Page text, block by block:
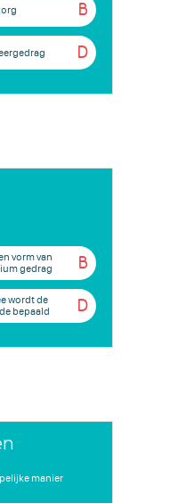
B
D
B
vorm van
gedrag
D
wordt de
bepaald
manier